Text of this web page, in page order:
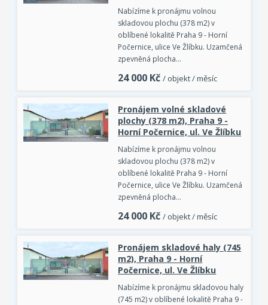
Nabízíme k pronájmu volnou
skladovou plochu (378 m2) v
oblíbené lokalitě Praha 9 - Horní
Počernice, ulice Ve Žlíbku. Uzamčená
zpevněná plocha…
24 000 Kč / objekt / měsíc
Pronájem volné skladové
plochy (378 m2), Praha 9 -
Horní Počernice, ul. Ve Žlíbku
Nabízíme k pronájmu volnou
skladovou plochu (378 m2) v
oblíbené lokalitě Praha 9 - Horní
Počernice, ulice Ve Žlíbku. Uzamčená
zpevněná plocha…
24 000 Kč / objekt / měsíc
Pronájem skladové haly (745
m2), Praha 9 - Horní
Počernice, ul. Ve Žlíbku
Nabízíme k pronájmu skladovou haly
(745 m2) v oblíbené lokalitě Praha 9 -